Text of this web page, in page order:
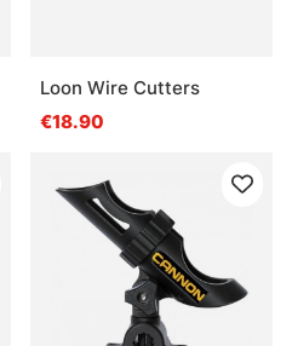
Loon Wire Cutters
€18.90